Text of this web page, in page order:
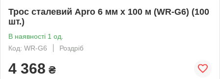
Трос сталевий Apro 6 мм х 100 м (WR-G6) (100
шт.)
В наявності 1 од.
Код: WR-G6
Роздріб
4 368 ₴